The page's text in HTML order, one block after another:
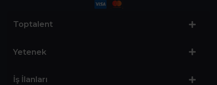
Toptalent
Yetenek
İş İlanları